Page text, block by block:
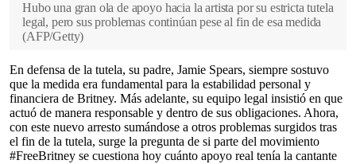
Hubo una gran ola de apoyo hacia la artista por su estricta tutela
legal, pero sus problemas continúan pese al fin de esa medida
(AFP/Getty)
En defensa de la tutela, su padre, Jamie Spears, siempre sostuvo
que la medida era fundamental para la estabilidad personal y
financiera de Britney. Más adelante, su equipo legal insistió en que
actuó de manera responsable y dentro de sus obligaciones. Ahora,
con este nuevo arresto sumándose a otros problemas surgidos tras
el fin de la tutela, surge la pregunta de si parte del movimiento
#FreeBritney se cuestiona hoy cuánto apoyo real tenía la cantante